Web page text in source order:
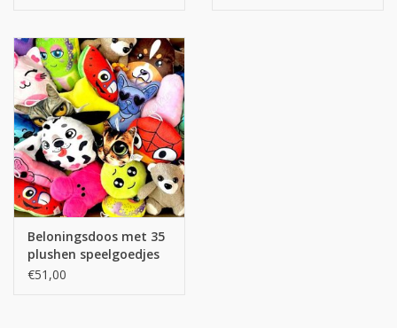
Beloningsdoos met 35
plushen speelgoedjes
€51,00